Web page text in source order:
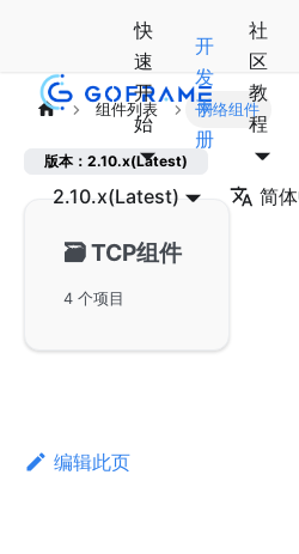
快
速
开
始
开
发
手
册
社
区
教
程
2.10.x(Latest) 简
组件列表 网络组件
版本：2.10.x(Latest)
🗃️TCP组件
4 个项目
编辑此页